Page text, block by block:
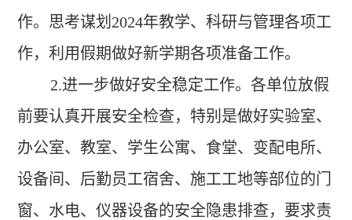
作。思考谋划 2024年教学、科研与管理各项工
作，利用假期做好新学期各项准备工作。
2.进一步做好安全稳定工作。各单位放假
前要认真开展安全检查，特别是做好实验室、
办公室、教室、学生公寓、食堂、变配电所、
设备间、后勤员工宿舍、施工工地等部位的门
窗、水电、仪器设备的安全隐患排查，要求责